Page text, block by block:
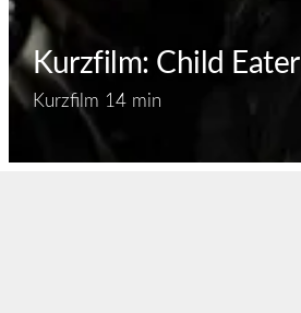
Kurzfilm: Child Eater
Kurzfilm 14 min